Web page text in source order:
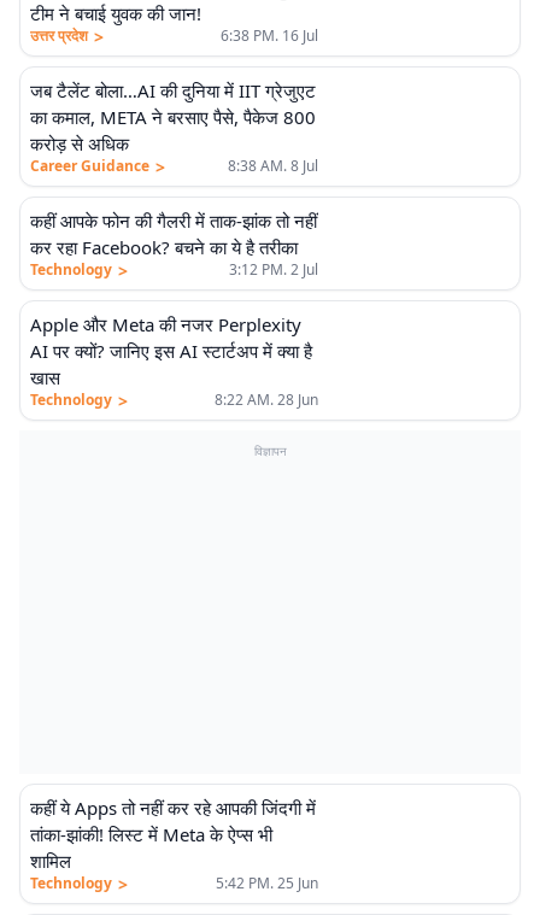
टीम ने बचाई युवक की जान!
उत्तर प्रदेश > 6:38 PM. 16 Jul
जब टैलेंट बोला…AI की दुनिया में IIT ग्रेजुएट
का कमाल, META ने बरसाए पैसे, पैकेज 800
करोड़ से अधिक
Career Guidance > 8:38 AM. 8 Jul
कहीं आपके फोन की गैलरी में ताक-झांक तो नहीं
कर रहा Facebook? बचने का ये है तरीका
Technology > 3:12 PM. 2 Jul
Apple और Meta की नजर Perplexity
AI पर क्यों? जानिए इस AI स्टार्टअप में क्या है
खास
Technology > 8:22 AM. 28 Jun
विज्ञापन
कहीं ये Apps तो नहीं कर रहे आपकी जिंदगी में
तांका-झांकी! लिस्ट में Meta के ऐप्स भी
शामिल
Technology > 5:42 PM. 25 Jun